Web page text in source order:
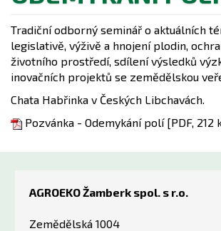
Tradiční odborný seminář o aktuálních
legislativě, výživě a hnojení plodin,
životního prostředí, sdílení výsledků
inovačních projektů se zemědělskou
Chata Habřinka v Českých Libchavách.
Pozvánka - Odemykání polí [PDF, 212
AGROEKO Žamberk spol. s r.o.
Zemědělská 1004